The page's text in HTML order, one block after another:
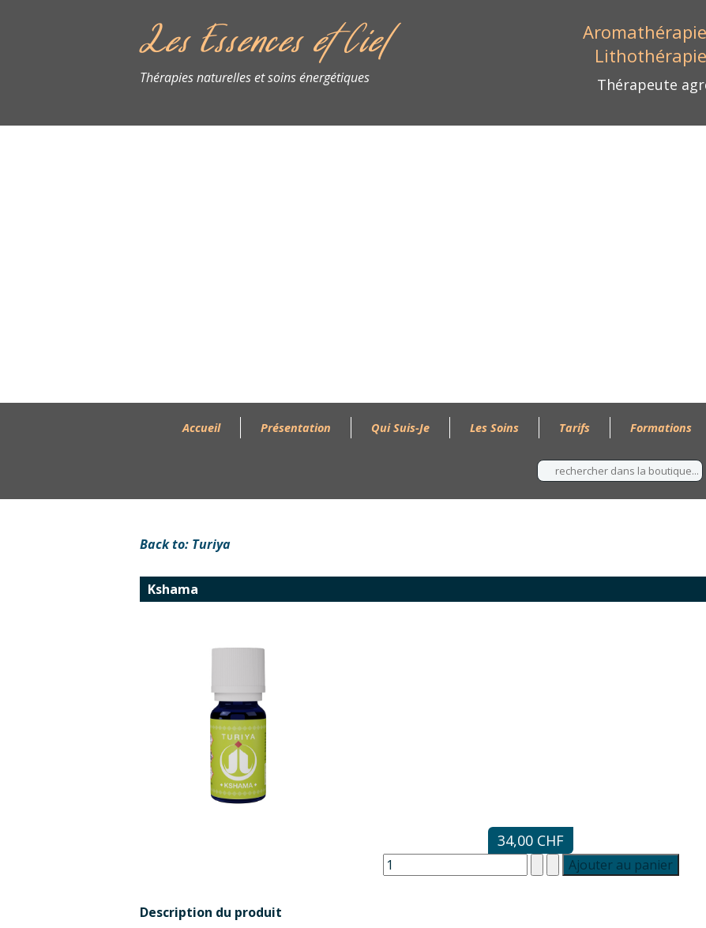
Les Essences et Ciel
Thérapies naturelles et soins énergétiques Thérapeute
Accueil Présentation Qui Suis-Je Les Soins Tarifs Formations
Back to: Turiya
Kshama
34,00 CHF
Description du produit